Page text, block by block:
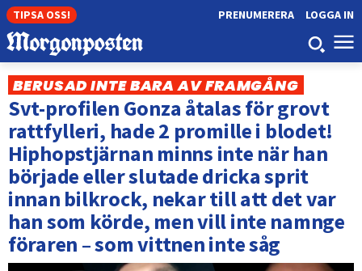
TIPSA OSS! LOGGA IN
PRENUMERERA
BERUSAD INTE BARA AV FRAMGÅNG
Svt-profilen Gonza åtalas för grovt
rattfylleri, hade 2 promille i blodet!
Hiphopstjärnan minns inte när han
började eller slutade dricka sprit
innan bilkrock, nekar till att det var
han som körde, men vill inte namnge
föraren – som vittnen inte såg